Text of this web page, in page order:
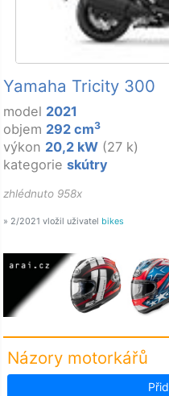
Yamaha Tricity 300
model 2021
objem 292 cm3
výkon 20,2 kW (27 k)
kategorie skútry
zhlédnuto 958x
» 2/2021 vložil uživatel bikes
Názory motorkářů